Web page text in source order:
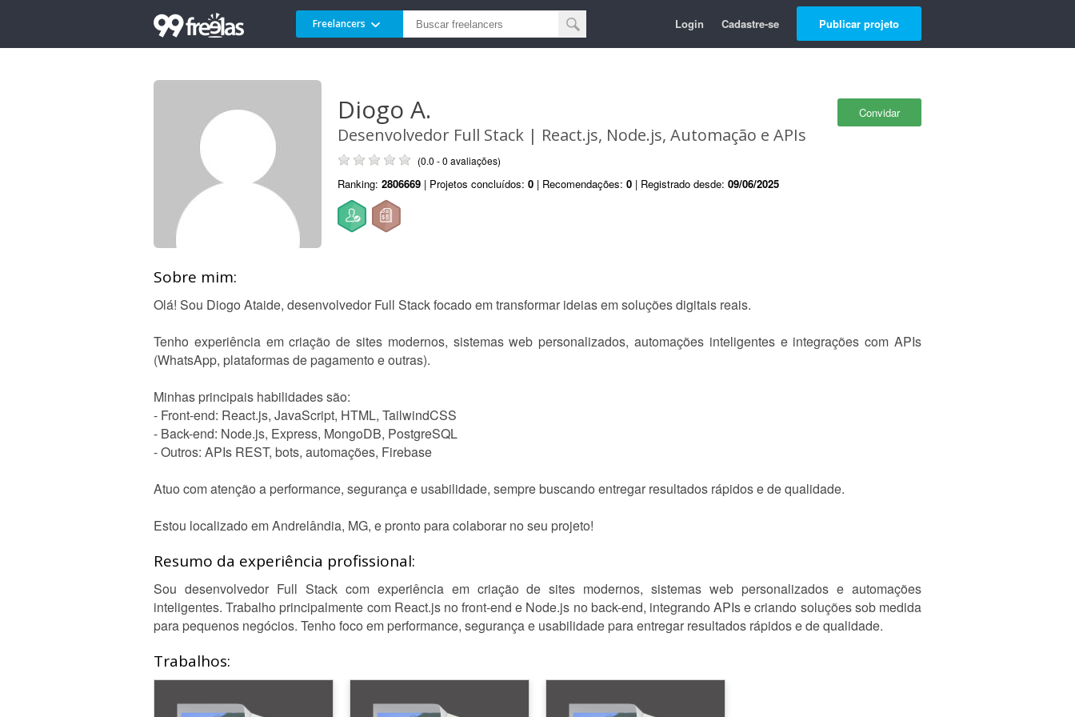
Freelancers Login Cadastre-se Publicar projeto
Convidar
Diogo A.
Desenvolvedor Full Stack | React.js, Node.js, Automação e APIs
(0.0 - 0 avaliações)
Ranking: 2806669 | Projetos concluídos: 0 | Recomendações: 0 | Registrado desde: 09/06/2025
Sobre mim:
Olá! Sou Diogo Ataide, desenvolvedor Full Stack focado em transformar ideias em soluções digitais reais.
Tenho experiência em criação de sites modernos, sistemas web personalizados, automações inteligentes e integrações com APIs
(WhatsApp, plataformas de pagamento e outras).
Minhas principais habilidades são:
- Front-end: React.js, JavaScript, HTML, TailwindCSS
- Back-end: Node.js, Express, MongoDB, PostgreSQL
- Outros: APIs REST, bots, automações, Firebase
Atuo com atenção a performance, segurança e usabilidade, sempre buscando entregar resultados rápidos e de qualidade.
Estou localizado em Andrelândia, MG, e pronto para colaborar no seu projeto!
Resumo da experiência profissional:
Sou desenvolvedor Full Stack com experiência em criação de sites modernos, sistemas web personalizados e automações
inteligentes. Trabalho principalmente com React.js no front-end e Node.js no back-end, integrando APIs e criando soluções sob medida
para pequenos negócios. Tenho foco em performance, segurança e usabilidade para entregar resultados rápidos e de qualidade.
Trabalhos: